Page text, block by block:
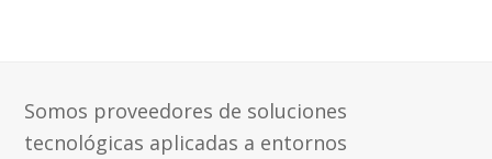
Somos proveedores de soluciones
tecnológicas aplicadas a entornos